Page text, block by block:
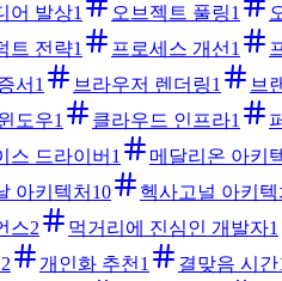
어 발상1 오브젝트 풀링1
트 전략1 프로세스 개선 1
서 1 브라우저 렌더링1 브
도우1 클라우드 인프라1
스 드라이버 1 메달리온 아키
아키텍처 10 헥사고널 아키텍
스2 먹거리에 진심인 개발자1
2 개인화 추천 1 결맞음 시간